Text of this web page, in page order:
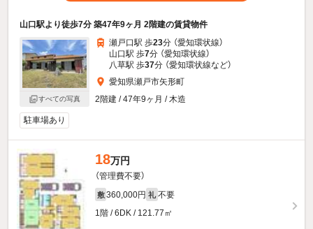
山口駅より徒歩7分 築47年9ヶ月 2階建の賃貸物件
すべての写真
瀬戸口駅 歩23分 （愛知環状線）
山口駅 歩7分 （愛知環状線）
八草駅 歩37分 （愛知環状線など）
愛知県瀬戸市矢形町
2階建 / 47年9ヶ月 / 木造
駐車場あり
18万円
（管理費不要）
敷 360,000円 礼 不要
1階 / 6DK / 121.77㎡